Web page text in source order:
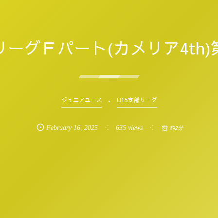
ーグＦパート(カメリア4th)
ジュニアユース U15支部リーグ
February 16,2025 635 views 約2分